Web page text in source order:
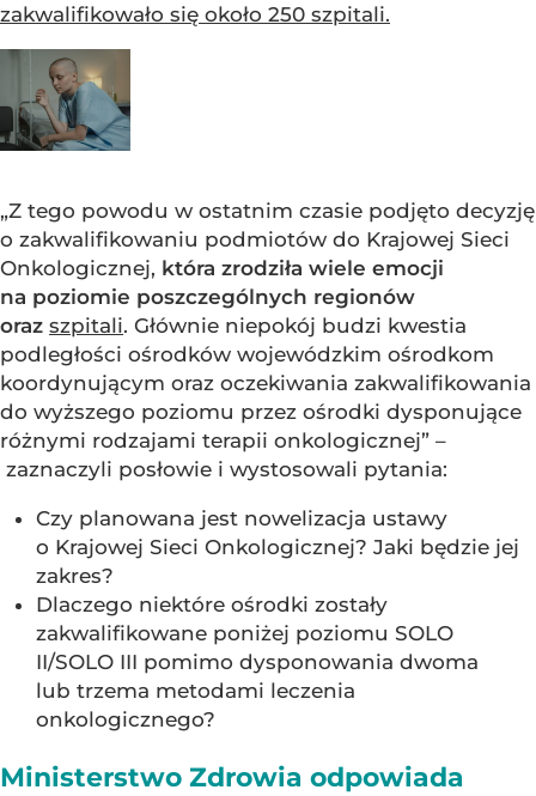
zakwalifikowało się około 250 szpitali.
„Z tego powodu w ostatnim czasie podjęto decyzję
o zakwalifikowaniu podmiotów do Krajowej Sieci
Onkologicznej, która zrodziła wiele emocji
na poziomie poszczególnych regionów
oraz szpitali. Głównie niepokój budzi kwestia
podległości ośrodków wojewódzkim ośrodkom
koordynującym oraz oczekiwania zakwalifikowania
do wyższego poziomu przez ośrodki dysponujące
różnymi rodzajami terapii onkologicznej” –
zaznaczyli posłowie i wystosowali pytania:
Czy planowana jest nowelizacja ustawy
o Krajowej Sieci Onkologicznej? Jaki będzie jej
zakres?
Dlaczego niektóre ośrodki zostały
zakwalifikowane poniżej poziomu SOLO
II/SOLO III pomimo dysponowania dwoma
lub trzema metodami leczenia
onkologicznego?
Ministerstwo Zdrowia odpowiada